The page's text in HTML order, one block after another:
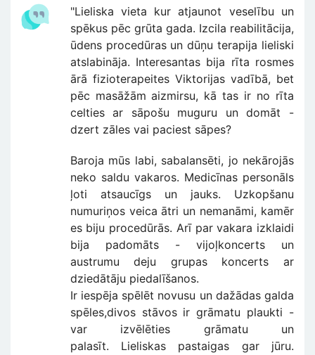
"Lieliska vieta kur atjaunot veselību un
spēkus pēc grūta gada. Izcila reabilitācija,
ūdens procedūras un dūņu terapija lieliski
atslabināja. Interesantas bija rīta rosmes
ārā fizioterapeites Viktorijas vadībā, bet
pēc masāžām aizmirsu, kā tas ir no rīta
celties ar sāpošu muguru un domāt -
dzert zāles vai paciest sāpes?
Baroja mūs labi, sabalansēti, jo nekārojās
neko saldu vakaros. Medicīnas personāls
ļoti atsaucīgs un jauks. Uzkopšanu
numuriņos veica ātri un nemanāmi, kamēr
es biju procedūrās. Arī par vakara izklaidi
bija padomāts - vijoļkoncerts un
austrumu deju grupas koncerts ar
dziedātāju piedalīšanos.
Ir iespēja spēlēt novusu un dažādas galda
spēles,divos stāvos ir grāmatu plaukti -
var izvēlēties grāmatu un
palasīt. Lieliskas pastaigas gar jūru.